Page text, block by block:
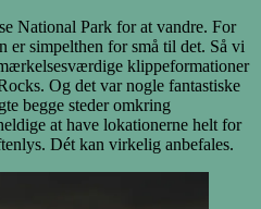
National Park for at vandre. For
er simpelthen for små til det. Så vi
klippeformationer
Og det var nogle fantastiske
begge steder omkring
at have lokationerne helt for
Dét kan virkelig anbefales.